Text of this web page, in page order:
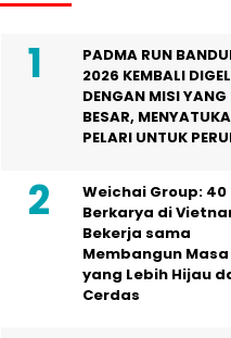
PADMA RUN
2026 KEMBALI
DENGAN MISI YANG
BESAR,
PELARI UNTUK
Weichai Group: 40
Berkarya di
Bekerja sama
Membangun
yang Lebih Hijau
Cerdas